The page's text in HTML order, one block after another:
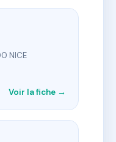
NICE
Voir la fiche →